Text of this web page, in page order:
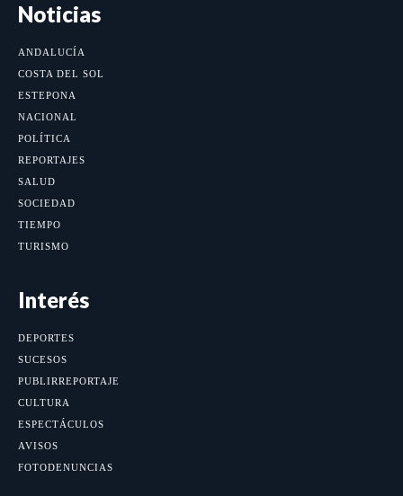
Noticias
ANDALUCÍA
COSTA DEL SOL
ESTEPONA
NACIONAL
POLÍTICA
REPORTAJES
SALUD
SOCIEDAD
TIEMPO
TURISMO
Interés
DEPORTES
SUCESOS
PUBLIRREPORTAJE
CULTURA
ESPECTÁCULOS
AVISOS
FOTODENUNCIAS